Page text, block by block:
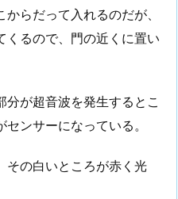
らだって入れるのだが、
くるので、門の近くに置い
分が超音波を発生するとこ
ンサーになっている。
その白いところが赤く光